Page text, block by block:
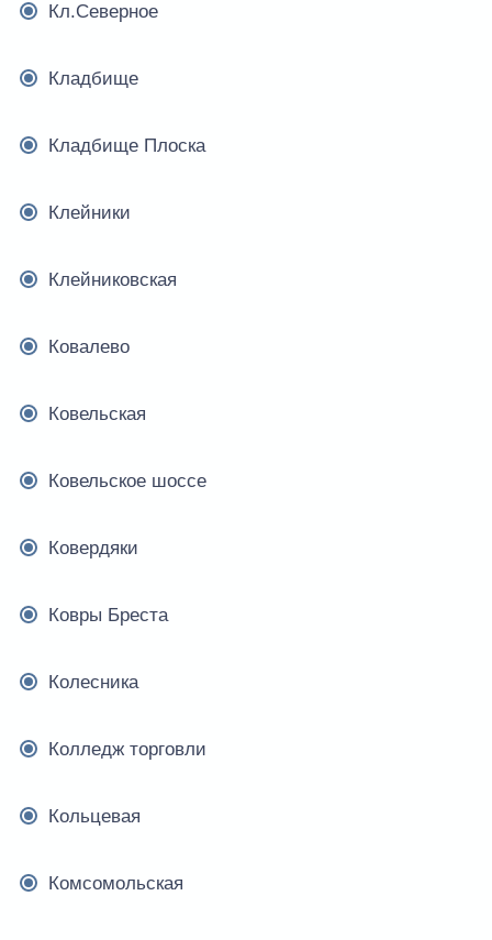
Кл.Северное
Кладбище
Кладбище Плоска
Клейники
Клейниковская
Ковалево
Ковельская
Ковельское шоссе
Ковердяки
Ковры Бреста
Колесника
Колледж торговли
Кольцевая
Комсомольская